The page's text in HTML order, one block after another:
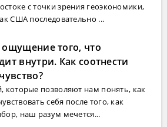
с точки зрения геоэкономики,
США последовательно ...
того, что
внутри. Как соотнести
которые позволяют нам понять, как
себя после того, как
наш разум мечется...